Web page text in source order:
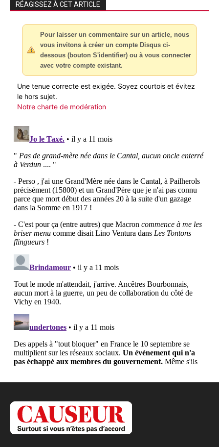
RÉAGISSEZ À CET ARTICLE
Pour laisser un commentaire sur un article, nous
vous invitons à créer un compte Disqus ci-
dessous (bouton S'identifier) ou à vous connecter
avec votre compte existant.
Une tenue correcte est exigée. Soyez courtois et évitez
le hors sujet.
Notre charte de modération